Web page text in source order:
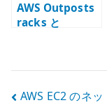
AWS Outposts
racks と
投
AWS EC2 のネ